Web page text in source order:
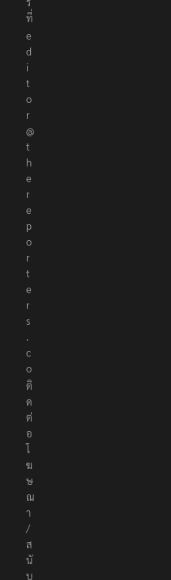
ที่
e
d
i
t
o
r
@
t
h
e
r
e
p
o
r
t
e
r
s
.
c
o
ติ
ด
ต่
อ
โ
ฆ
ษ
ณ
า
/
ส
นั
บ